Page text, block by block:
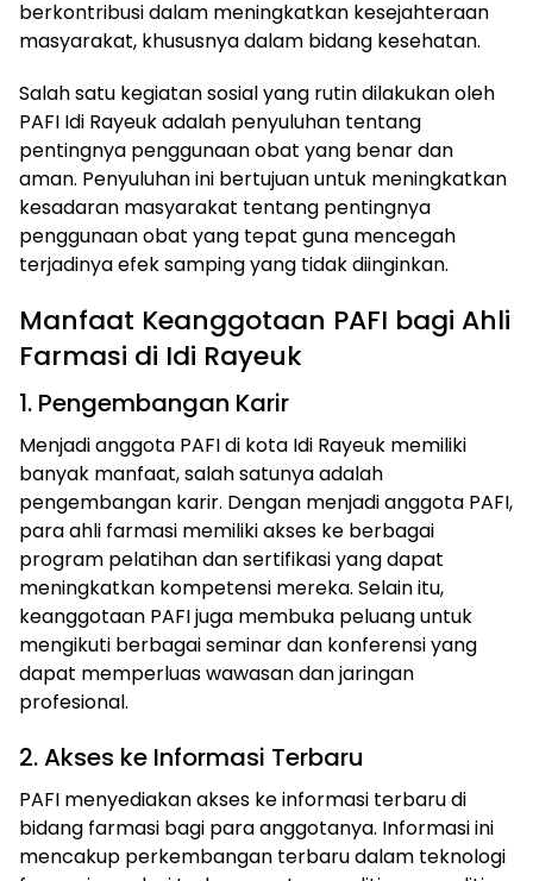
berkontribusi dalam meningkatkan kesejahteraan
masyarakat, khususnya dalam bidang kesehatan.
Salah satu kegiatan sosial yang rutin dilakukan oleh
PAFI Idi Rayeuk adalah penyuluhan tentang
pentingnya penggunaan obat yang benar dan
aman. Penyuluhan ini bertujuan untuk meningkatkan
kesadaran masyarakat tentang pentingnya
penggunaan obat yang tepat guna mencegah
terjadinya efek samping yang tidak diinginkan.
Manfaat Keanggotaan PAFI bagi Ahli
Farmasi di Idi Rayeuk
1. Pengembangan Karir
Menjadi anggota PAFI di kota Idi Rayeuk memiliki
banyak manfaat, salah satunya adalah
pengembangan karir. Dengan menjadi anggota PAFI,
para ahli farmasi memiliki akses ke berbagai
program pelatihan dan sertifikasi yang dapat
meningkatkan kompetensi mereka. Selain itu,
keanggotaan PAFI juga membuka peluang untuk
mengikuti berbagai seminar dan konferensi yang
dapat memperluas wawasan dan jaringan
profesional.
2. Akses ke Informasi Terbaru
PAFI menyediakan akses ke informasi terbaru di
bidang farmasi bagi para anggotanya. Informasi ini
mencakup perkembangan terbaru dalam teknologi